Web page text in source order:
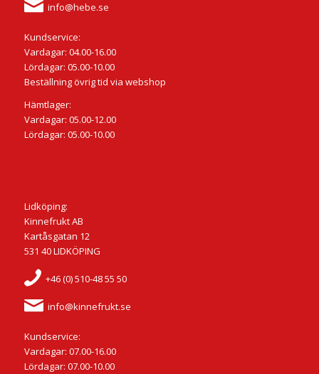
info@hebe.se
Kundservice:
Vardagar: 04.00-16.00
Lördagar: 05.00-10.00
Beställning övrig tid via webshop
Hämtlager:
Vardagar: 05.00-12.00
Lördagar: 05.00-10.00
Lidköping:
Kinnefrukt AB
Kartåsgatan 12
531 40 LIDKÖPING
+46 (0) 510-48 55 50
info@kinnefrukt.se
Kundservice:
Vardagar: 07.00-16.00
Lördagar: 07.00-10.00